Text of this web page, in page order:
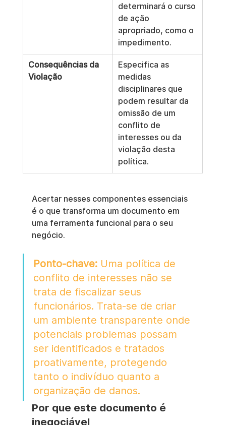
determinará o curso
de ação
apropriado, como o
impedimento.
Consequências da
Violação
Especifica as
medidas
disciplinares que
podem resultar da
omissão de um
conflito de
interesses ou da
violação desta
política.
Acertar nesses componentes essenciais
é o que transforma um documento em
uma ferramenta funcional para o seu
negócio.
Ponto-chave: Uma política de
conflito de interesses não se
trata de fiscalizar seus
funcionários. Trata-se de criar
um ambiente transparente onde
potenciais problemas possam
ser identificados e tratados
proativamente, protegendo
tanto o indivíduo quanto a
organização de danos.
Por que este documento é
inegociável